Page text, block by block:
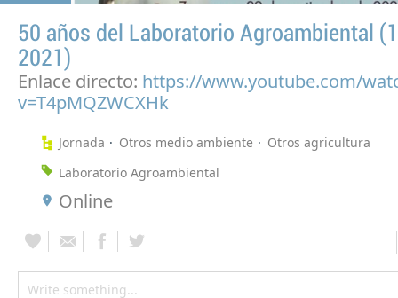
50 años del Laboratorio Agroambiental
2021)
Enlace directo: https://www.youtube.com/
v=T4pMQZWCXHk
Jornada Otros medio ambiente
Otros agricultura
Laboratorio Agroambiental
Online